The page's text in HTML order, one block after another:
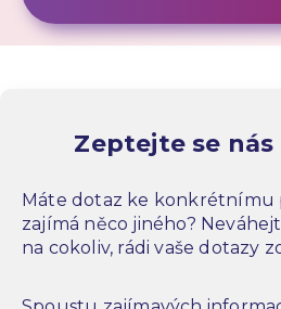
Zeptejte se
Máte dotaz ke
zajímá něco jiného?
na cokoliv, rádi vaše dotazy